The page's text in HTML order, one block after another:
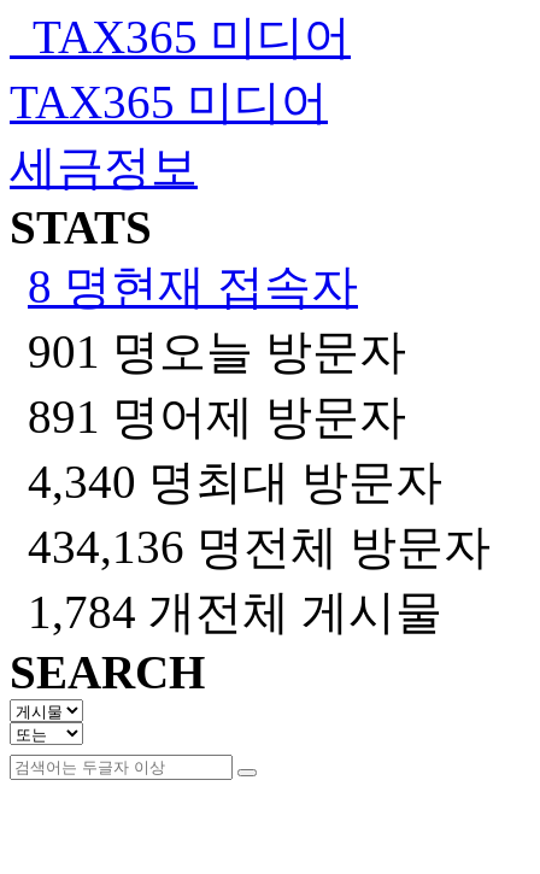
TAX365 미디어
TAX365 미디어
세금정보
STATS
8 명현재 접속자
901 명오늘 방문자
891 명어제 방문자
4,340 명최대 방문자
434,136 명전체 방문자
1,784 개전체 게시물
SEARCH